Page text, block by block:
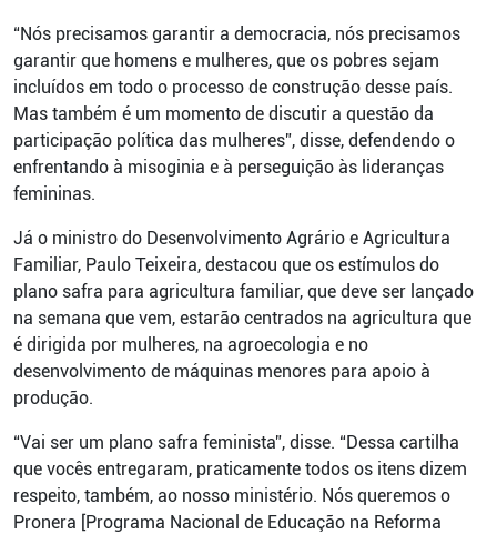
“Nós precisamos garantir a democracia, nós precisamos
garantir que homens e mulheres, que os pobres sejam
incluídos em todo o processo de construção desse país.
Mas também é um momento de discutir a questão da
participação política das mulheres”, disse, defendendo o
enfrentando à misoginia e à perseguição às lideranças
femininas.
Já o ministro do Desenvolvimento Agrário e Agricultura
Familiar, Paulo Teixeira, destacou que os estímulos do
plano safra para agricultura familiar, que deve ser lançado
na semana que vem, estarão centrados na agricultura que
é dirigida por mulheres, na agroecologia e no
desenvolvimento de máquinas menores para apoio à
produção.
“Vai ser um plano safra feminista”, disse. “Dessa cartilha
que vocês entregaram, praticamente todos os itens dizem
respeito, também, ao nosso ministério. Nós queremos o
Pronera [Programa Nacional de Educação na Reforma